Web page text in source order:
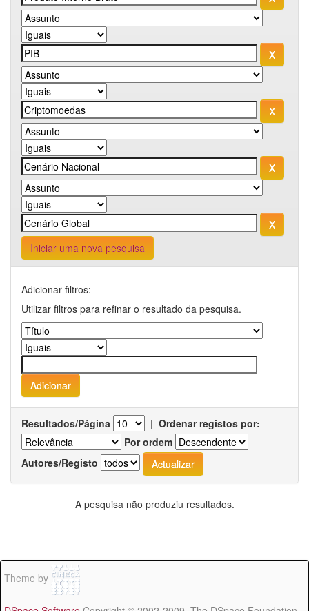
Iniciar uma nova pesquisa
Adicionar filtros:
Utilizar filtros para refinar o resultado da pesquisa.
Resultados/Página | Ordenar registos por:
Por ordem
Autores/Registo
A pesquisa não produziu resultados.
Theme by